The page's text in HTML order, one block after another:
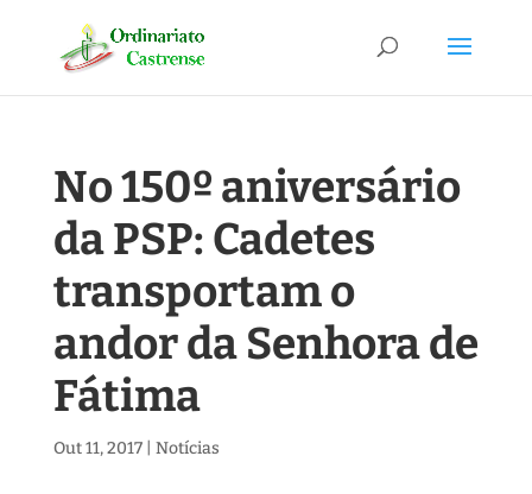
No 150º aniversário
da PSP: Cadetes
transportam o
andor da Senhora de
Fátima
Out 11, 2017| Notícias